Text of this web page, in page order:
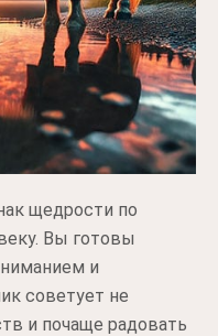
щедрости по
Вы готовы
и
советует не
и почаще радовать